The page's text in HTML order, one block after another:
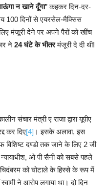
न खाने दूँगा” कहकर दिन-दर-
100 दिनों से एयरसेल-मैक्सिस
मंजूरी देने पर अपने पैरों को खींच
ने 24 घंटे के भीतरमंजूरी दे दी थी!
संचार मंत्री ए राजा द्वारा यूपीए
कर दिए[4] । इसके अलावा, इस
विशिष्ट दण्डो तक जाने के लिए 2 जी
ओ पी सैनी को सबसे पहले
चिदंबरम को घोटाले के हिस्से के रूप में
ने आरोप लगाया था। दो दिन